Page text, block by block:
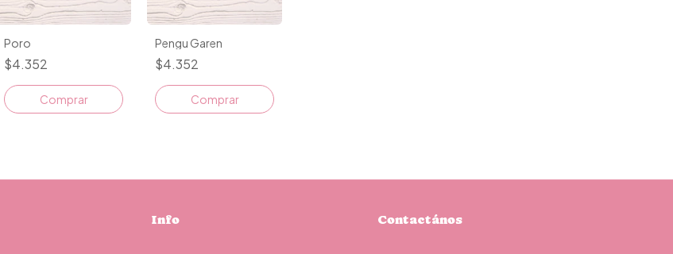
Poro
$4.352
Comprar
Pengu Garen
$4.352
Comprar
Info Contactános